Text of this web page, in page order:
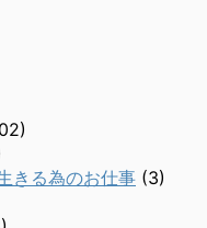
きる為のお仕事 (3)